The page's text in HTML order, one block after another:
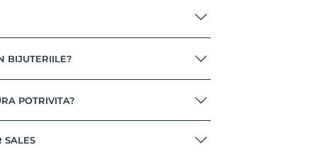
BIJUTERIILE?
POTRIVITA?
SALES